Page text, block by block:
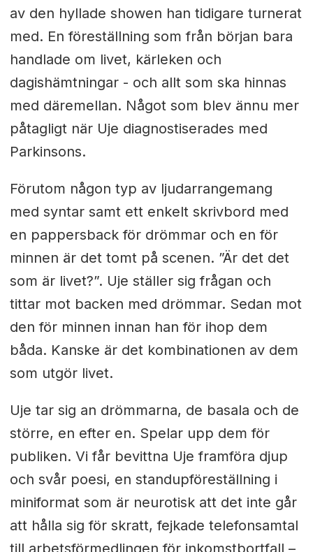
av den hyllade showen han tidigare turnerat
med. En föreställning som från början bara
handlade om livet, kärleken och
dagishämtningar - och allt som ska hinnas
med däremellan. Något som blev ännu mer
påtagligt när Uje diagnostiserades med
Parkinsons.
Förutom någon typ av ljudarrangemang
med syntar samt ett enkelt skrivbord med
en pappersback för drömmar och en för
minnen är det tomt på scenen. ”Är det det
som är livet?”. Uje ställer sig frågan och
tittar mot backen med drömmar. Sedan mot
den för minnen innan han för ihop dem
båda. Kanske är det kombinationen av dem
som utgör livet.
Uje tar sig an drömmarna, de basala och de
större, en efter en. Spelar upp dem för
publiken. Vi får bevittna Uje framföra djup
och svår poesi, en standupföreställning i
miniformat som är neurotisk att det inte går
att hålla sig för skratt, fejkade telefonsamtal
till arbetsförmedlingen för inkomstbortfall –